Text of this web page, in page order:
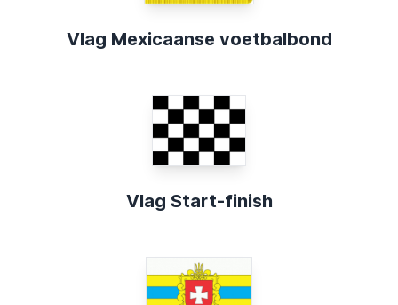
Vlag Mexicaanse voetbalbond
Vlag Start-finish